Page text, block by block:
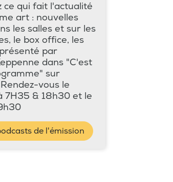
ce qui fait l'actualité
art : nouvelles
les salles et sur les
le box office, les
par
dans "C'est
sur
vous le
7H35 & 18h30 et le
de l'émission